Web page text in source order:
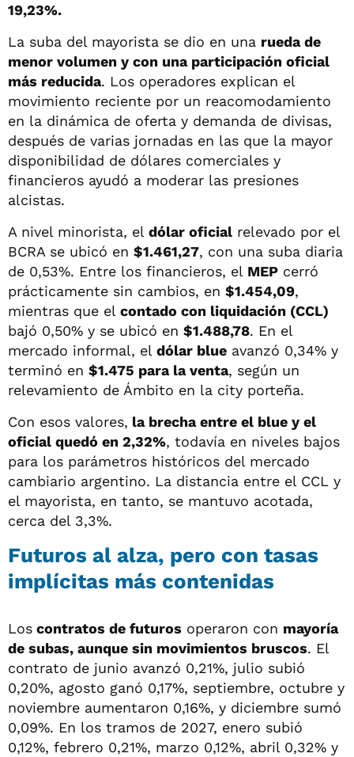
19,23%.
La suba del mayorista se dio en una rueda de
menor volumen y con una participación oficial
más reducida. Los operadores explican el
movimiento reciente por un reacomodamiento
en la dinámica de oferta y demanda de divisas,
después de varias jornadas en las que la mayor
disponibilidad de dólares comerciales y
financieros ayudó a moderar las presiones
alcistas.
A nivel minorista, el dólar oficial relevado por el
BCRA se ubicó en $1.461,27, con una suba diaria
de 0,53%. Entre los financieros, el MEP cerró
prácticamente sin cambios, en $1.454,09,
mientras que el contado con liquidación (CCL)
bajó 0,50% y se ubicó en $1.488,78. En el
mercado informal, el dólar blue avanzó 0,34% y
terminó en $1.475 para la venta, según un
relevamiento de Ámbito en la city porteña.
Con esos valores, la brecha entre el blue y el
oficial quedó en 2,32%, todavía en niveles bajos
para los parámetros históricos del mercado
cambiario argentino. La distancia entre el CCL y
el mayorista, en tanto, se mantuvo acotada,
cerca del 3,3%.
Futuros al alza, pero con tasas
implícitas más contenidas
Los contratos de futuros operaron con mayoría
de subas, aunque sin movimientos bruscos. El
contrato de junio avanzó 0,21%, julio subió
0,20%, agosto ganó 0,17%, septiembre, octubre y
noviembre aumentaron 0,16%, y diciembre sumó
0,09%. En los tramos de 2027, enero subió
0,12%, febrero 0,21%, marzo 0,12%, abril 0,32% y